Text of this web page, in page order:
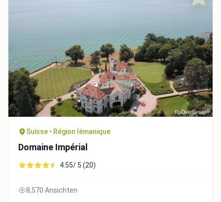
Suisse • Région lémanique
Domaine Impérial
4.55/ 5 (20)
8,570 Ansichten